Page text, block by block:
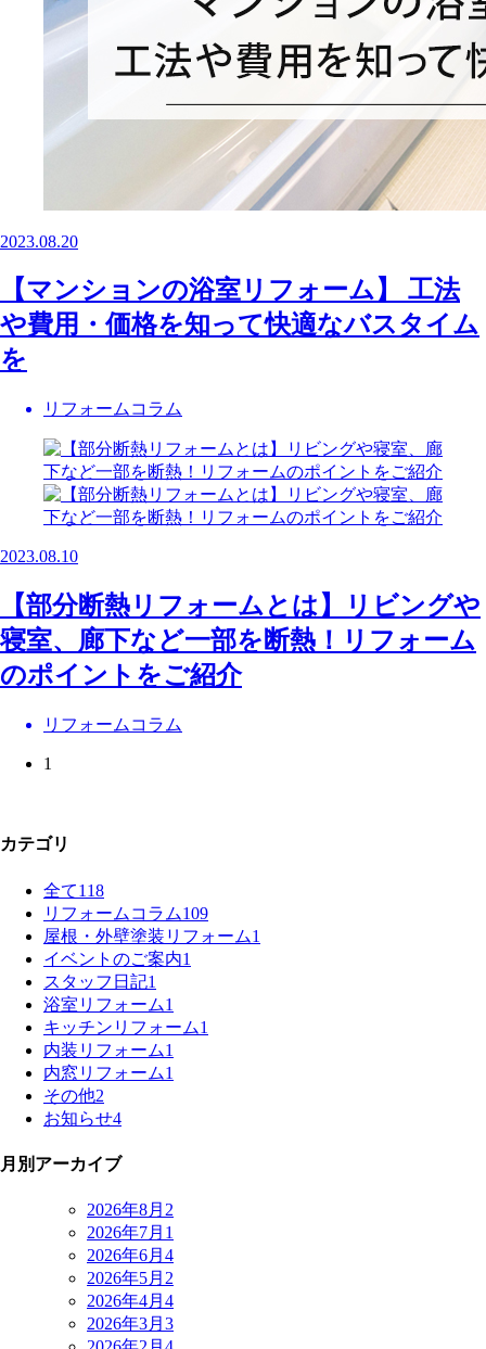
2023.08.20
【マンションの浴室リフォーム】 工法
や費用・価格を知って快適なバスタイム
を
リフォームコラム
2023.08.10
【部分断熱リフォームとは】リビングや
寝室、廊下など一部を断熱！リフォーム
のポイントをご紹介
リフォームコラム
1
カテゴリ
全て118
リフォームコラム109
屋根・外壁塗装リフォーム1
イベントのご案内1
スタッフ日記1
浴室リフォーム1
キッチンリフォーム1
内装リフォーム1
内窓リフォーム1
その他2
お知らせ4
月別アーカイブ
2026年8月 2
2026年7月 1
2026年6月 4
2026年5月 2
2026年4月 4
2026年3月 3